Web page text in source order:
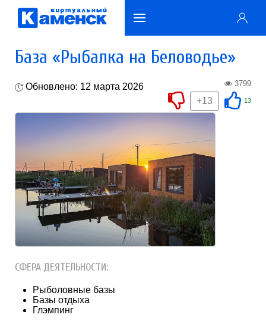
База «Рыбалка на Беловодье»
Обновлено: 12 марта 2026 3799
13
+13
СФЕРА ДЕЯТЕЛЬНОСТИ:
Рыболовные базы
Базы отдыха
Глэмпинг